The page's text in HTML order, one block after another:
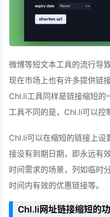
微博等短文本工具的流行导
现在市场上也有许多提供链
Chl.li工具同样是链接缩短的
工具不同的是，Chl.li可以控
Chl.li可以在缩短的链接上设
接没有到期日期，即永远有
时间需求的场景，列如临时
时间内有效的优惠链接等。
Chl.li网址链接缩短的